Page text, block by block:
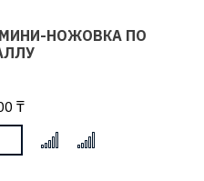
МИНИ-НОЖОВКА ПО
₸